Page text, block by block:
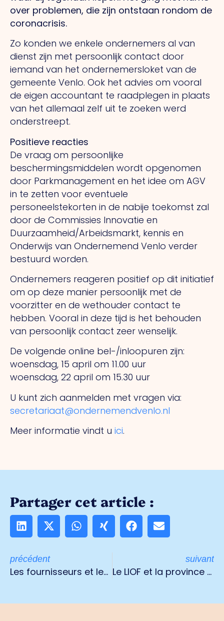
over problemen, die zijn ontstaan rondom de
coronacrisis.
Zo konden we enkele ondernemers al van
dienst zijn met persoonlijk contact door
iemand van het ondernemersloket van de
gemeente Venlo. Ook het advies om vooral
de eigen accountant te raadplegen in plaats
van het allemaal zelf uit te zoeken werd
onderstreept.
Positieve reacties
De vraag om persoonlijke
beschermingsmiddelen wordt opgenomen
door Parkmanagement en het idee om AGV
in te zetten voor eventuele
personeelstekorten in de nabije toekomst zal
door de Commissies Innovatie en
Duurzaamheid/Arbeidsmarkt, kennis en
Onderwijs van Ondernemend Venlo verder
bestuurd worden.
Ondernemers reageren positief op dit initiatief
om op deze manier persoonlijk met de
voorzitter en de wethouder contact te
hebben. Vooral in deze tijd is het behouden
van persoonlijk contact zeer wenselijk.
De volgende online bel-/inloopuren zijn:
woensdag, 15 april om 11.00 uur
woensdag, 22 april om 15.30 uur
U kunt zich aanmelden met vragen via:
secretariaat@ondernemendvenlo.nl
Meer informatie vindt u ici.
Partager cet article :
précédent
Les fournisseurs et les entrepreneurs obtiennent de l'aide pour le crédit fournisseur
suivant
Le LIOF et la province soutiennent les entreprises en phase de démarrage par un financement relais